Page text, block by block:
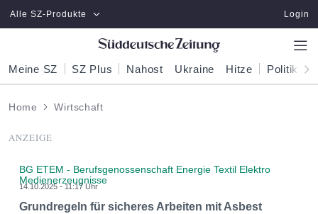
Zum Hauptinhalt springen
Alle SZ-Produkte Login
Meine SZ SZ Plus Nahost Ukraine Hitze Politik
Home Wirtschaft
ANZEIGE
BG ETEM - Berufsgenossenschaft Energie Textil Elektro
Medienerzeugnisse
14.10.2025 - 11:17 Uhr
Grundregeln für sicheres Arbeiten mit Asbest